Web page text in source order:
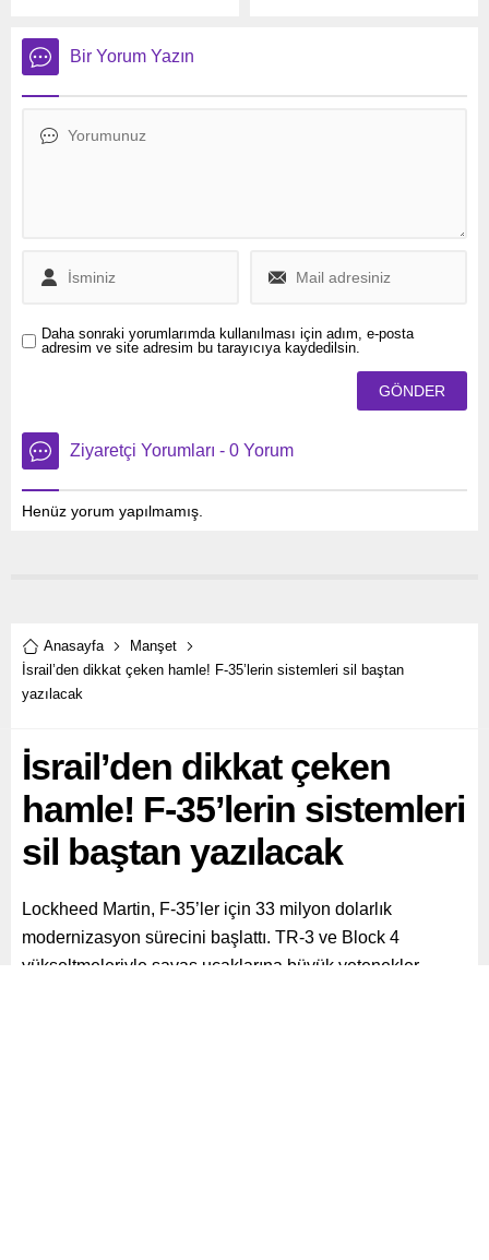
ortağı olabileceğini öne
sürdü.
Bir Yorum Yazın
Daha sonraki yorumlarımda kullanılması için adım, e-posta
adresim ve site adresim bu tarayıcıya kaydedilsin.
Ziyaretçi Yorumları - 0 Yorum
Henüz yorum yapılmamış.
Anasayfa
Manşet
İsrail’den dikkat çeken hamle! F-35’lerin sistemleri sil baştan
yazılacak
İsrail’den dikkat çeken
hamle! F-35’lerin sistemleri
sil baştan yazılacak
Lockheed Martin, F-35’ler için 33 milyon dolarlık
modernizasyon sürecini başlattı. TR-3 ve Block 4
yükseltmeleriyle savaş uçaklarına büyük yetenekler